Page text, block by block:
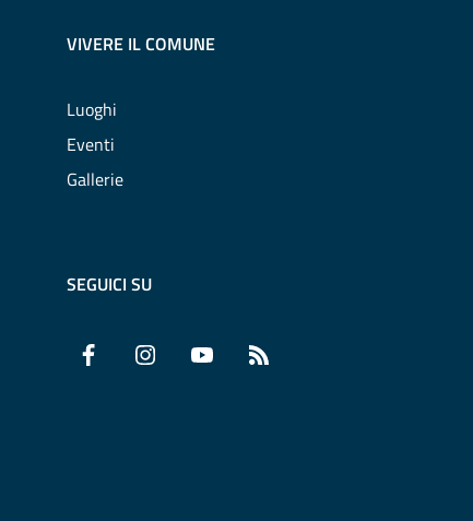
VIVERE IL COMUNE
Luoghi
Eventi
Gallerie
SEGUICI SU
Facebook InstagramYouTube